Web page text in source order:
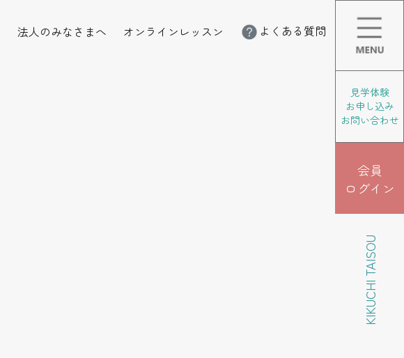
見学体験
お申し込み
お問い合わせ
会員
ログイン
KIKUCHI TAISOU
法人のみなさまへ オンラインレッスン よくある質問